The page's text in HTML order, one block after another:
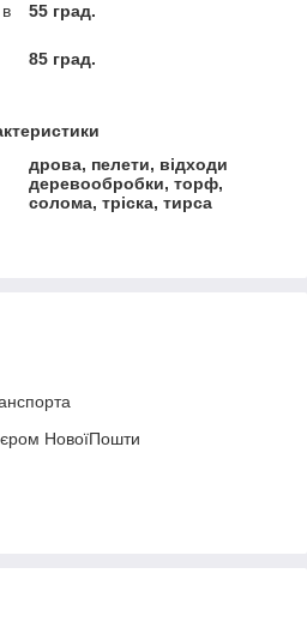
55 град.
85 град.
дрова, пелети, відходи
деревообробки, торф,
солома, тріска, тирса
НовоїПошти